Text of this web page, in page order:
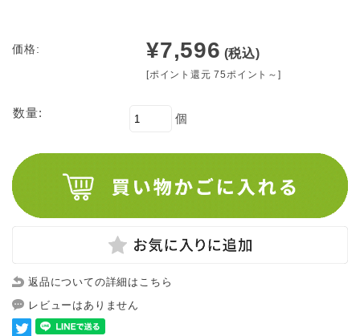
価格: ¥7,596 (税込)
[ポイント還元 75ポイント～]
数量: 個
返品についての詳細はこちら
レビューはありません